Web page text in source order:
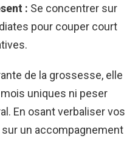
: Se concentrer sur
pour couper court
de la grossesse, elle
uniques ni peser
En osant verbaliser vos
un accompagnement